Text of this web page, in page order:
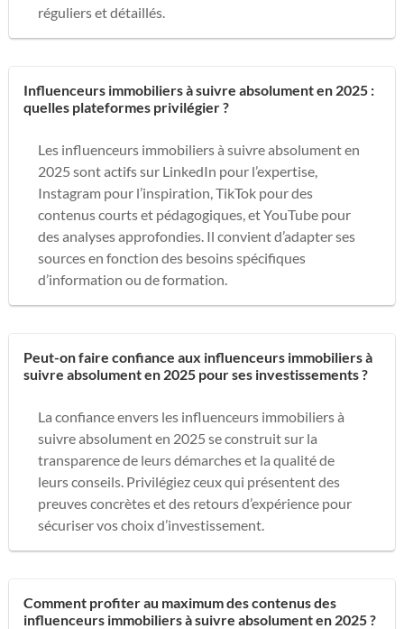
réguliers et détaillés.
Influenceurs immobiliers à suivre absolument en 2025 :
quelles plateformes privilégier ?
Les influenceurs immobiliers à suivre absolument en
2025 sont actifs sur LinkedIn pour l’expertise,
Instagram pour l’inspiration, TikTok pour des
contenus courts et pédagogiques, et YouTube pour
des analyses approfondies. Il convient d’adapter ses
sources en fonction des besoins spécifiques
d’information ou de formation.
Peut-on faire confiance aux influenceurs immobiliers à
suivre absolument en 2025 pour ses investissements ?
La confiance envers les influenceurs immobiliers à
suivre absolument en 2025 se construit sur la
transparence de leurs démarches et la qualité de
leurs conseils. Privilégiez ceux qui présentent des
preuves concrètes et des retours d’expérience pour
sécuriser vos choix d’investissement.
Comment profiter au maximum des contenus des
influenceurs immobiliers à suivre absolument en 2025 ?